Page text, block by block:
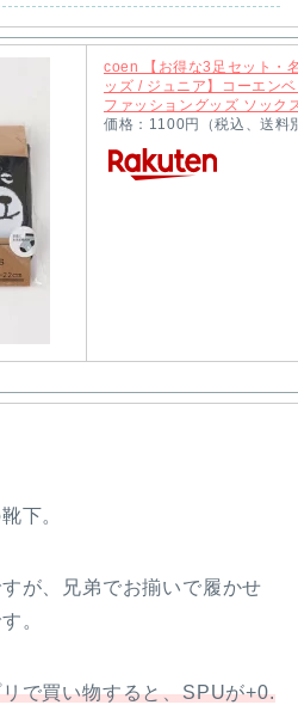
coen 【お得な3足セット・
ッズ / ジュニア】コーエン
ファッショングッズ ソック
価格：1100円（税込、送料
下。
が、兄弟でお揃いで履かせ
。
で買い物すると、SPUが+0.